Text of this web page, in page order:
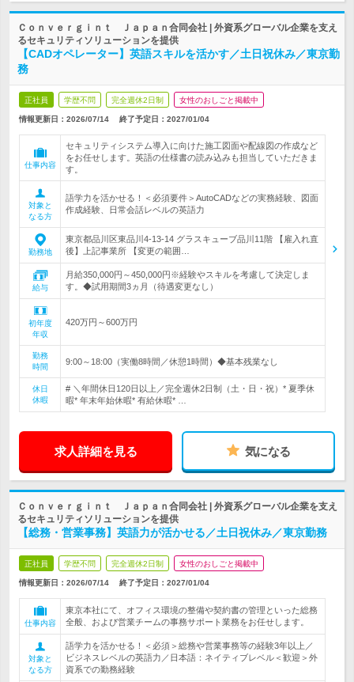
Ｃｏｎｖｅｒｇｉｎｔ Ｊａｐａｎ合同会社 | 外資系グローバル企業を支え
るセキュリティソリューションを提供
【CADオペレーター】英語スキルを活かす／土日祝休み／東京勤
務
正社員 学歴不問 完全週休2日制 女性のおしごと掲載中
情報更新日：2026/07/14 終了予定日： 2027/01/04
仕事内容
セキュリティシステム導入に向けた施工図面や配線図の作成など
をお任せします。英語の仕様書の読み込みも担当していただきま
す。
対象と
なる方
語学力を活かせる！＜必須要件＞AutoCADなどの実務経験、図面
作成経験、日常会話レベルの英語力
勤務地
東京都品川区東品川4-13-14 グラスキューブ品川11階 【雇入れ直
後】上記事業所 【変更の範囲…
給与
月給350,000円～450,000円※経験やスキルを考慮して決定しま
す。◆試用期間3ヵ月（待遇変更なし）
初年度
年収
420万円～600万円
勤務
時間
9:00～18:00（実働8時間／休憩1時間）◆基本残業なし
休日
休暇
# ＼年間休日120日以上／完全週休2日制（土・日・祝）* 夏季休
暇* 年末年始休暇* 有給休暇* …
求人詳細を見る 気になる
Ｃｏｎｖｅｒｇｉｎｔ Ｊａｐａｎ合同会社 | 外資系グローバル企業を支え
るセキュリティソリューションを提供
【総務・営業事務】英語力が活かせる／土日祝休み／東京勤務
正社員 学歴不問 完全週休2日制 女性のおしごと掲載中
情報更新日：2026/07/14 終了予定日： 2027/01/04
仕事内容
東京本社にて、オフィス環境の整備や契約書の管理といった総務
全般、および営業チームの事務サポート業務をお任せします。
対象と
なる方
語学力を活かせる！＜必須＞総務や営業事務等の経験3年以上／
ビジネスレベルの英語力／日本語：ネイティブレベル＜歓迎＞外
資系での勤務経験